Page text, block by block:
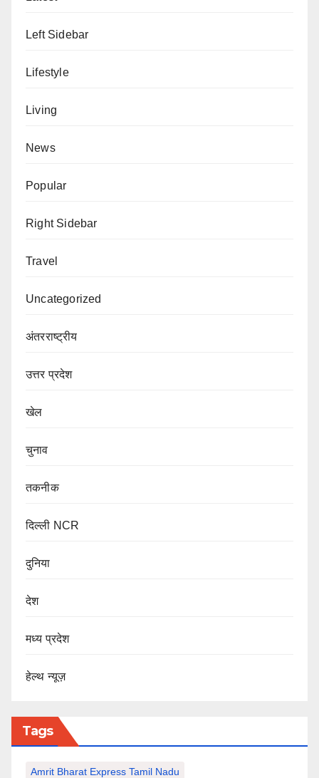
Left Sidebar
Lifestyle
Living
News
Popular
Right Sidebar
Travel
Uncategorized
अंतरराष्ट्रीय
उत्तर प्रदेश
खेल
चुनाव
तकनीक
दिल्ली NCR
दुनिया
देश
मध्य प्रदेश
हेल्थ न्यूज़
Tags
Amrit Bharat Express Tamil Nadu